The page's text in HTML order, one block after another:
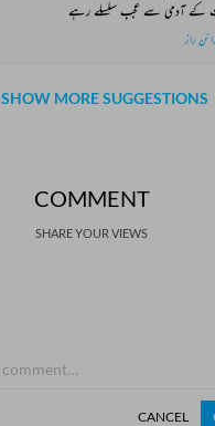
کے آدمی سے عجب سلسلے رہے
راز
SHOW MORE SUGGESTIONS
COMMENT
SHARE YOUR VIEWS
CANCEL